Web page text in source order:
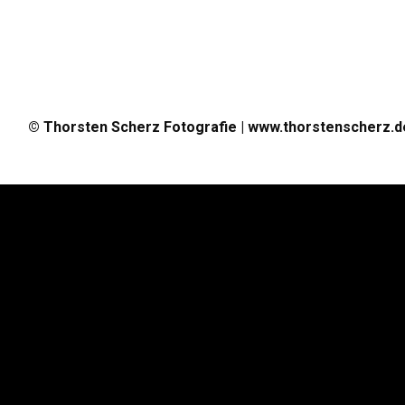
© Thorsten Scherz Fotografie |